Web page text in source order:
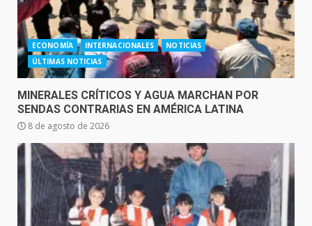
ECONOMÍA INTERNACIONALES
NOTICIAS
ÚLTIMAS NOTICIAS
MINERALES CRÍTICOS Y AGUA MARCHAN POR
SENDAS CONTRARIAS EN AMÉRICA LATINA
8 de agosto de 2026